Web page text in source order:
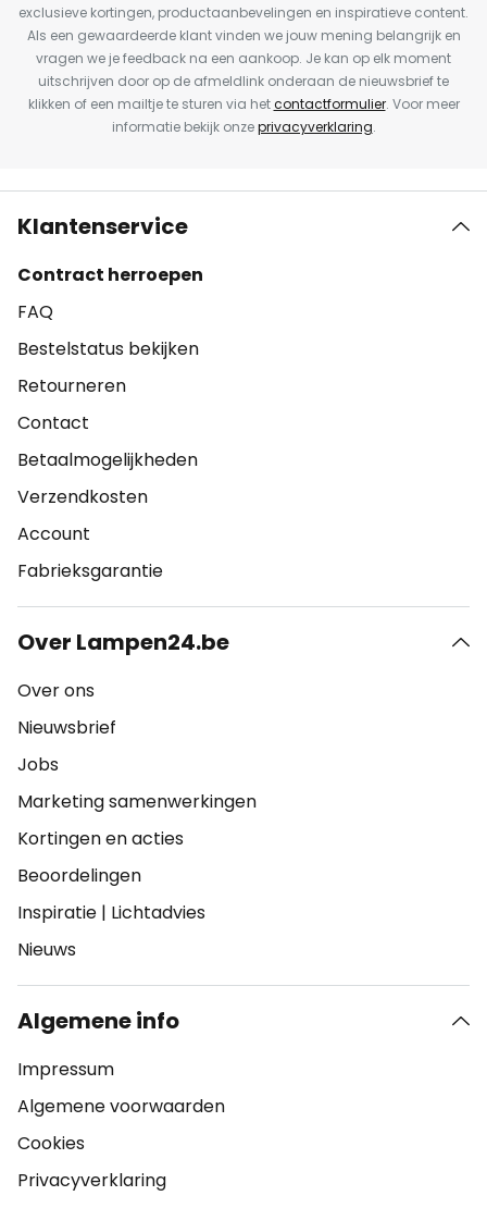
exclusieve kortingen, productaanbevelingen en inspiratieve content.
Als een gewaardeerde klant vinden we jouw mening belangrijk en
vragen we je feedback na een aankoop. Je kan op elk moment
uitschrijven door op de afmeldlink onderaan de nieuwsbrief te
klikken of een mailtje te sturen via hetcontactformulier. Voor meer
informatie bekijk onzeprivacyverklaring.
Klantenservice
Contract herroepen
FAQ
Bestelstatus bekijken
Retourneren
Contact
Betaalmogelijkheden
Verzendkosten
Account
Fabrieksgarantie
Over Lampen24.be
Over ons
Nieuwsbrief
Jobs
Marketing samenwerkingen
Kortingen en acties
Beoordelingen
Inspiratie | Lichtadvies
Nieuws
Algemene info
Impressum
Algemene voorwaarden
Cookies
Privacyverklaring